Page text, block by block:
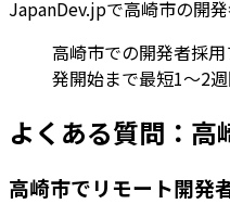
JapanDev.jpで高崎市の開
高崎市での開発者採
発開始まで最短1〜2
よくある質問： 高
高崎市でリモート開発